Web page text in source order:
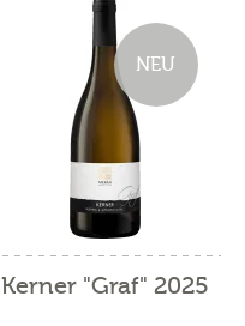
NEU
Kerner "Graf" 2025